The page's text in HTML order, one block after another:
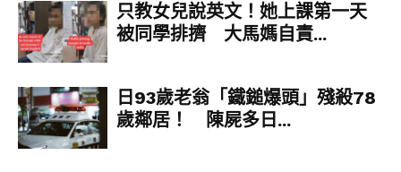
只教女兒說英文！她上課第一天
被同學排擠 大馬媽自責...
日93歲老翁「鐵鎚爆頭」殘殺78
歲鄰居！ 陳屍多日...